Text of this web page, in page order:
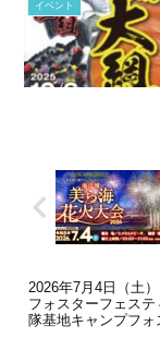
イベント
2026年7月4日（土
フォスターフェス
隊基地キャンプフォ